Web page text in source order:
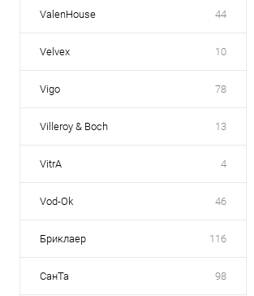
ValenHouse 44
Velvex 10
Vigo 78
Villeroy & Boch 13
VitrA 4
Vod-Ok 46
Бриклаер 116
СанТа 98